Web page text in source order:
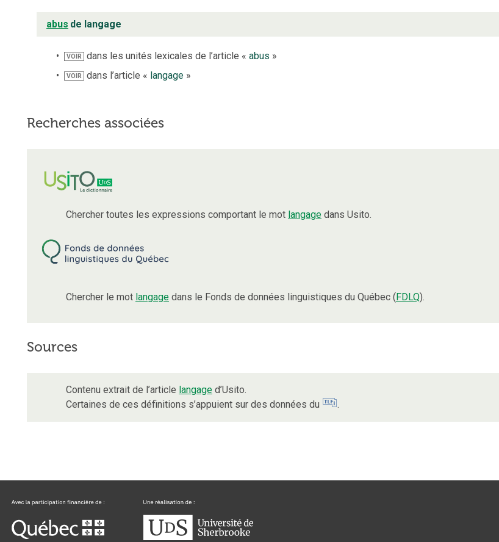
abus de langage
VOIR dans les unités lexicales de l’article «abus »
VOIR dans l’article « langage »
Recherches associées
Chercher toutes les expressions comportant le mot langage dans Usito.
Chercher le mot langage dans le Fonds de données linguistiques du Québec (FDLQ).
Sources
Contenu extrait de l’article langage d’Usito.
Certaines de ces définitions s’appuient sur des données du
.